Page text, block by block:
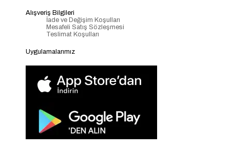
Alışveriş Bilgileri
İade ve Değişim Koşulları
Mesafeli Satış Sözleşmesi
Teslimat Koşulları
Uygulamalarımız